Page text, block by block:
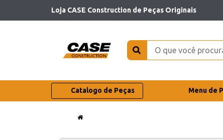
Loja CASE Construction de Peças Originais
Catalogo de Peças Menu de